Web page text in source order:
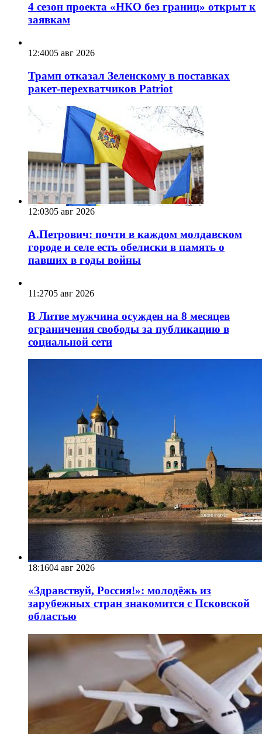
4 сезон проекта «НКО без границ» открыт к
заявкам
12:4005 авг 2026
Трамп отказал Зеленскому в поставках
ракет-перехватчиков Patriot
12:0305 авг 2026
А.Петрович: почти в каждом молдавском
городе и селе есть обелиски в память о
павших в годы войны
11:2705 авг 2026
В Литве мужчина осужден на 8 месяцев
ограничения свободы за публикацию в
социальной сети
18:1604 авг 2026
«Здравствуй, Россия!»: молодёжь из
зарубежных стран знакомится с Псковской
областью